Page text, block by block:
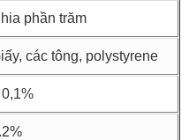
phần trăm
các tông, polystyrene